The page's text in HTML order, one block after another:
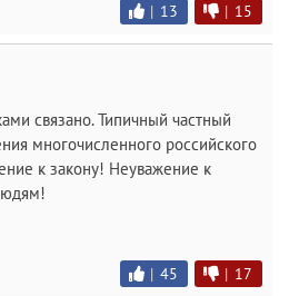
| 13 | 15
связано. Типичный частный
многочисленного российского
к закону! Неуважение к
| 45 | 17